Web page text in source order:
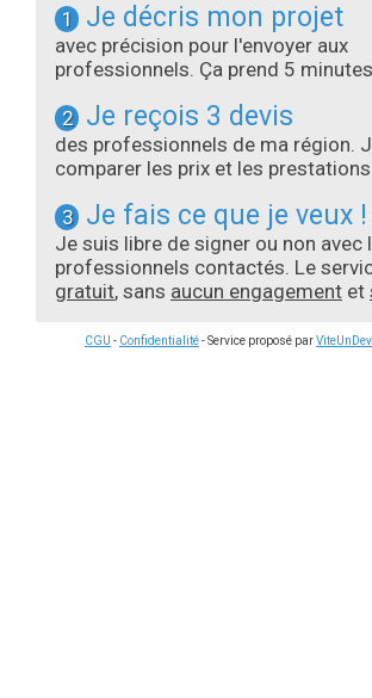
1 Je décris mon projet
avec précision pour l'envoyer aux
professionnels. Ça prend 5
2 Je reçois 3 devis
des professionnels de ma région.
comparer les prix et les
3 Je fais ce que je veux !
Je suis libre de signer ou non avec
professionnels contactés. Le
gratuit, sans aucun engagement et
CGU - Confidentialité- Service proposé par